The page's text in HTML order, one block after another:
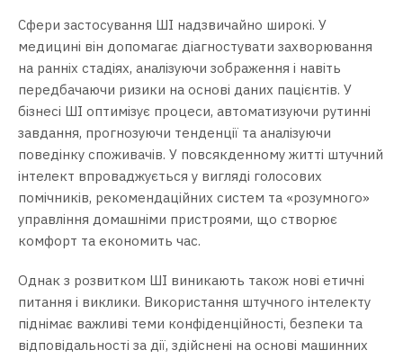
Сфери застосування ШІ надзвичайно широкі. У
медицині він допомагає діагностувати захворювання
на ранніх стадіях, аналізуючи зображення і навіть
передбачаючи ризики на основі даних пацієнтів. У
бізнесі ШІ оптимізує процеси, автоматизуючи рутинні
завдання, прогнозуючи тенденції та аналізуючи
поведінку споживачів. У повсякденному житті штучний
інтелект впроваджується у вигляді голосових
помічників, рекомендаційних систем та «розумного»
управління домашніми пристроями, що створює
комфорт та економить час.
Однак з розвитком ШІ виникають також нові етичні
питання і виклики. Використання штучного інтелекту
піднімає важливі теми конфіденційності, безпеки та
відповідальності за дії, здійснені на основі машинних